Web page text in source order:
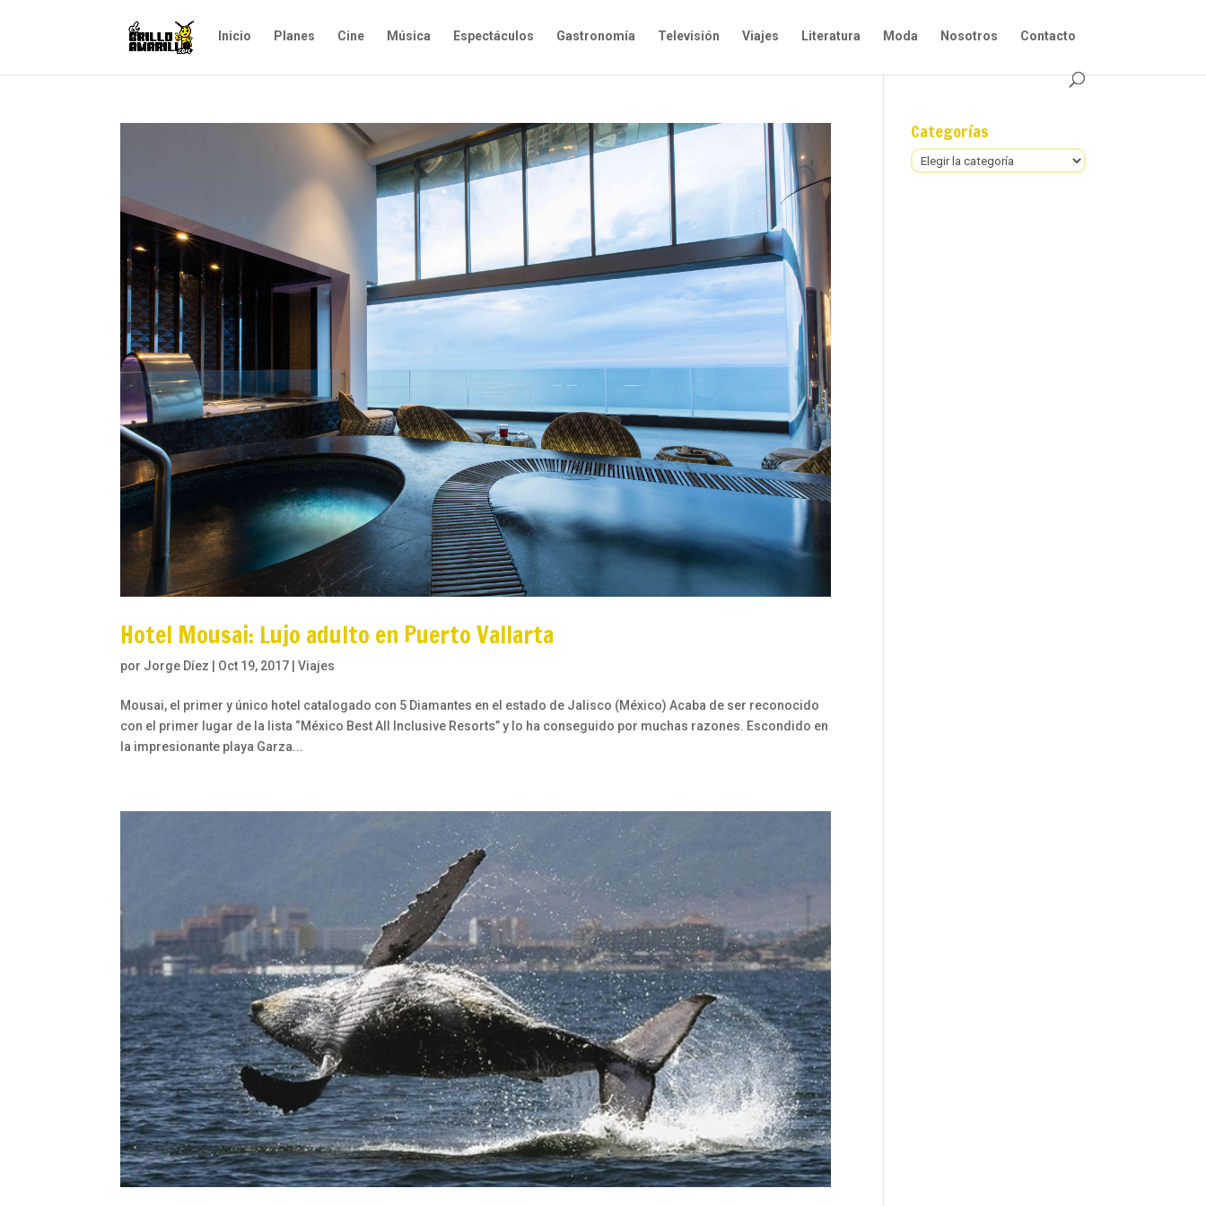
Inicio Planes Cine Música Espectáculos Gastronomía Televisión Viajes Literatura Moda Nosotros Contacto
Hotel Mousai: Lujo adulto en Puerto Vallarta
por Jorge Díez Oct 19, 2017 |Viajes
Mousai, el primer y único hotel catalogado con 5 Diamantes en el estado de Jalisco (México) Acaba de ser reconocido
con el primer lugar de la lista “México Best All Inclusive Resorts” y lo ha conseguido por muchas razones. Escondido en
la impresionante playa Garza...
Categorías
Categorías